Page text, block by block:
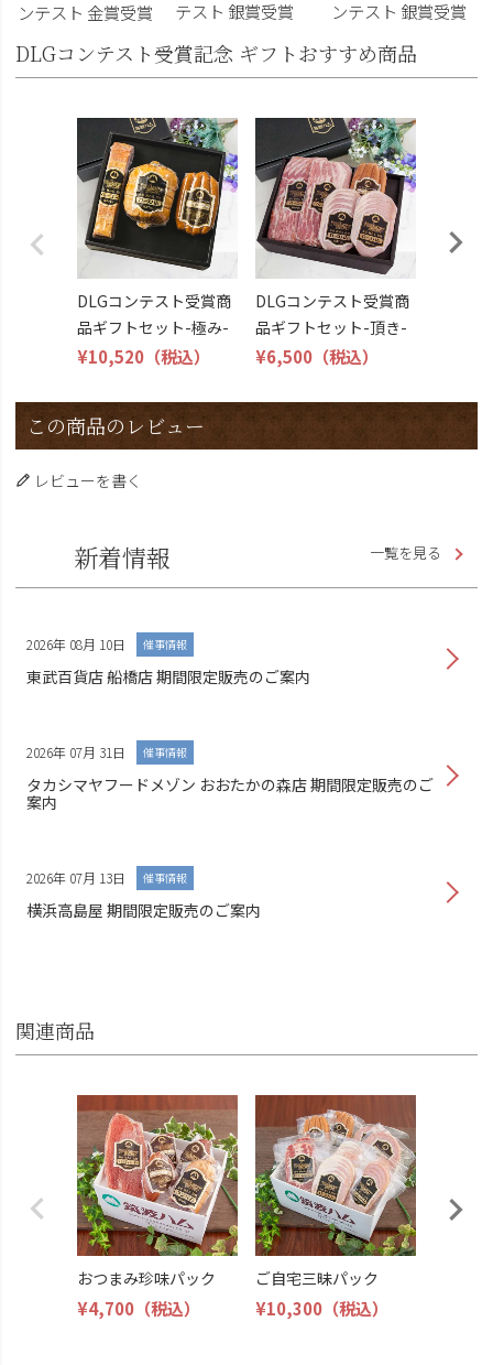
ンテスト 金賞受賞 テスト 銀賞受賞 ンテスト 銀賞受賞
DLGコンテスト受賞記念 ギフトおすすめ商品
DLGコンテスト受賞商
品ギフトセット-極み-
¥10,520 （税込）
DLGコンテスト受賞商
品ギフトセット-頂き-
¥6,500 （税込）
この商品のレビュー
レビューを書く
新着情報 一覧を見る
2026年 08月 10日 催事情報
東武百貨店 船橋店 期間限定販売のご案内
2026年 07月 31日 催事情報
タカシマヤフードメゾン おおたかの森店 期間限定販売のご
案内
2026年 07月 13日 催事情報
横浜高島屋 期間限定販売のご案内
関連商品
おつまみ珍味パック
¥4,700 （税込）
ご自宅三昧パック
¥10,300 （税込）